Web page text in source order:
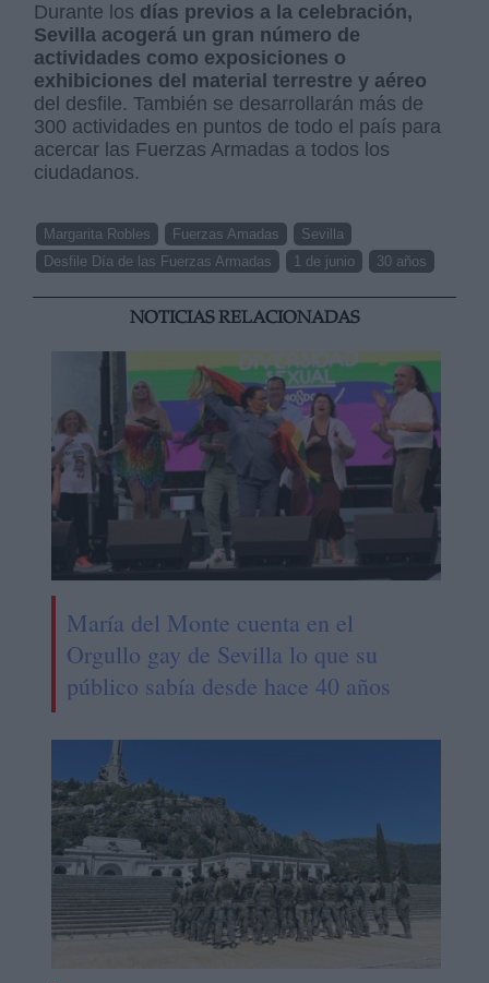
Durante los días previos a la celebración,
Sevilla acogerá un gran número de
actividades como exposiciones o
exhibiciones del material terrestre y aéreo
del desfile. También se desarrollarán más de
300 actividades en puntos de todo el país para
acercar las Fuerzas Armadas a todos los
ciudadanos.
Margarita Robles Fuerzas Amadas
Sevilla
Desfile Día de las Fuerzas Armadas
1 de junio 30 años
NOTICIAS RELACIONADAS
María del Monte cuenta en el
Orgullo gay de Sevilla lo que su
público sabía desde hace 40 años